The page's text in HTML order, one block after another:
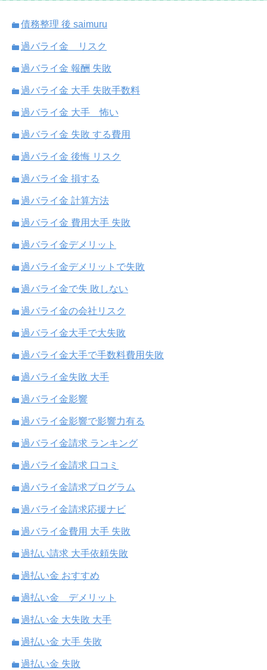
債務整理 後 saimuru
過バライ金 リスク
過バライ金 報酬 失敗
過バライ金 大手 失敗手数料
過バライ金 大手 怖い
過バライ金 失敗 する費用
過バライ金 後悔 リスク
過バライ金 損する
過バライ金 計算方法
過バライ金 費用大手 失敗
過バライ金デメリット
過バライ金デメリットで失敗
過バライ金で失 敗しない
過バライ金の会社リスク
過バライ金大手で大失敗
過バライ金大手で手数料費用失敗
過バライ金失敗 大手
過バライ金影響
過バライ金影響で影響力有る
過バライ金請求 ランキング
過バライ金請求 口コミ
過バライ金請求プログラム
過バライ金請求応援ナビ
過バライ金費用 大手 失敗
過払い請求 大手依頼失敗
過払い金 おすすめ
過払い金 デメリット
過払い金 大失敗 大手
過払い金 大手 失敗
過払い金 失敗